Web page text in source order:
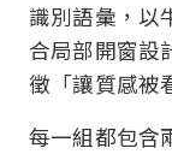
識別語彙，以
合局部開窗設
徵「讓質感被
每一組都包含